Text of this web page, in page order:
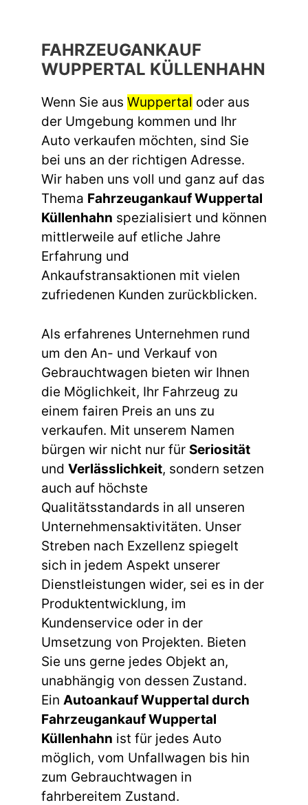
FAHRZEUGANKAUF
WUPPERTAL KÜLLENHAHN
Wenn Sie aus Wuppertal oder aus
der Umgebung kommen und Ihr
Auto verkaufen möchten, sind Sie
bei uns an der richtigen Adresse.
Wir haben uns voll und ganz auf das
Thema Fahrzeugankauf Wuppertal
Küllenhahn spezialisiert und können
mittlerweile auf etliche Jahre
Erfahrung und
Ankaufstransaktionen mit vielen
zufriedenen Kunden zurückblicken.
Als erfahrenes Unternehmen rund
um den An- und Verkauf von
Gebrauchtwagen bieten wir Ihnen
die Möglichkeit, Ihr Fahrzeug zu
einem fairen Preis an uns zu
verkaufen. Mit unserem Namen
bürgen wir nicht nur für Seriosität
und Verlässlichkeit, sondern setzen
auch auf höchste
Qualitätsstandards in all unseren
Unternehmensaktivitäten. Unser
Streben nach Exzellenz spiegelt
sich in jedem Aspekt unserer
Dienstleistungen wider, sei es in der
Produktentwicklung, im
Kundenservice oder in der
Umsetzung von Projekten. Bieten
Sie uns gerne jedes Objekt an,
unabhängig von dessen Zustand.
Ein Autoankauf Wuppertal durch
Fahrzeugankauf Wuppertal
Küllenhahn ist für jedes Auto
möglich, vom Unfallwagen bis hin
zum Gebrauchtwagen in
fahrbereitem Zustand.